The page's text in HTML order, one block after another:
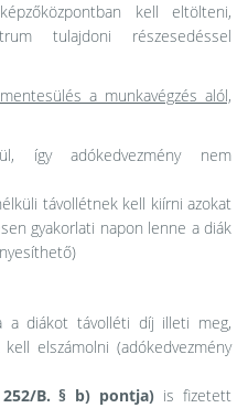
kell eltölteni,
tulajdoni részesedéssel
a munkavégzés alól,
így adókedvezmény nem
távollétnek kell kiírni azokat
gyakorlati napon lenne a diák
a diákot távolléti díj illeti meg,
elszámolni (adókedvezmény
B. § b) pontja) is fizetett